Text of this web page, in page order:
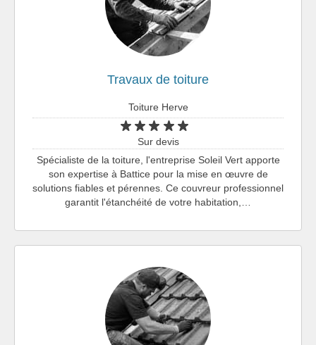
Travaux de toiture
Toiture Herve
Sur devis
Spécialiste de la toiture, l'entreprise Soleil Vert apporte
son expertise à Battice pour la mise en œuvre de
solutions fiables et pérennes. Ce couvreur professionnel
garantit l'étanchéité de votre habitation,…